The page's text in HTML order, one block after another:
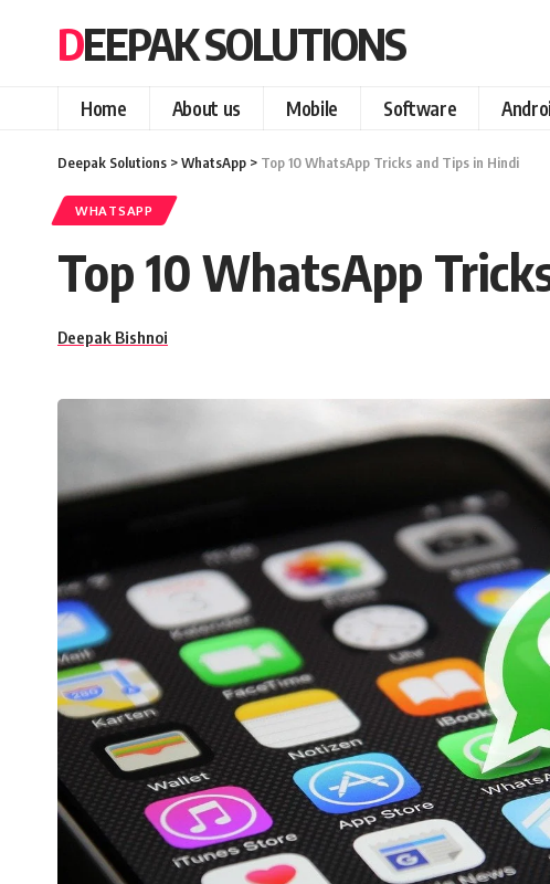
DEEPAK SOLUTIONS
Home About us Mobile Software
Deepak Solutions >WhatsApp > Top 10 WhatsApp Tricks and Tips in Hindi
WHATSAPP
Top 10 WhatsApp
Deepak Bishnoi